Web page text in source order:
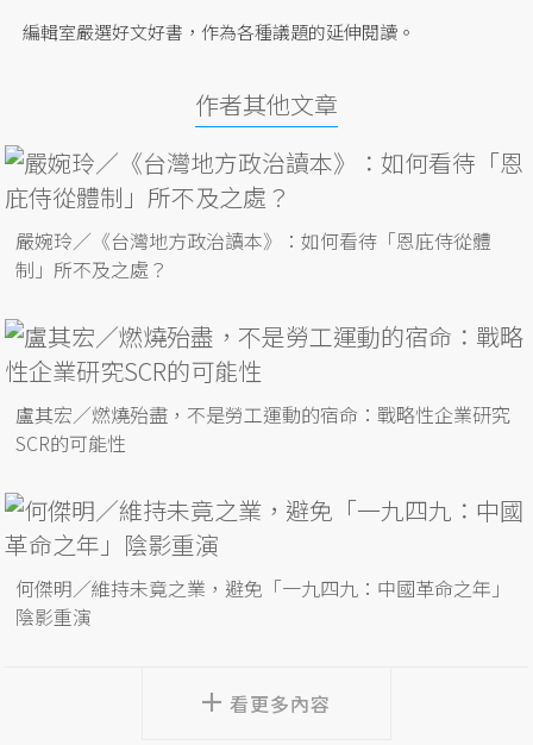
編輯室嚴選好文好書，作為各種議題的延伸閱讀。
作者其他文章
嚴婉玲／《台灣地方政治讀本》：如何看待「恩庇侍從體
制」所不及之處？
盧其宏／燃燒殆盡，不是勞工運動的宿命：戰略性企業研究
SCR的可能性
何傑明／維持未竟之業，避免「一九四九：中國革命之年」
陰影重演
看更多內容